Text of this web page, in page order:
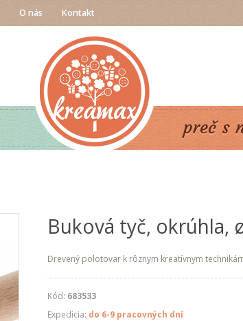
O nás Kontakt
preč s
Buková tyč, okrúhla,
Drevený polotovar k rôznym kreatívnym
Kód: 683533
Expedícia: do 6-9 pracovných dní